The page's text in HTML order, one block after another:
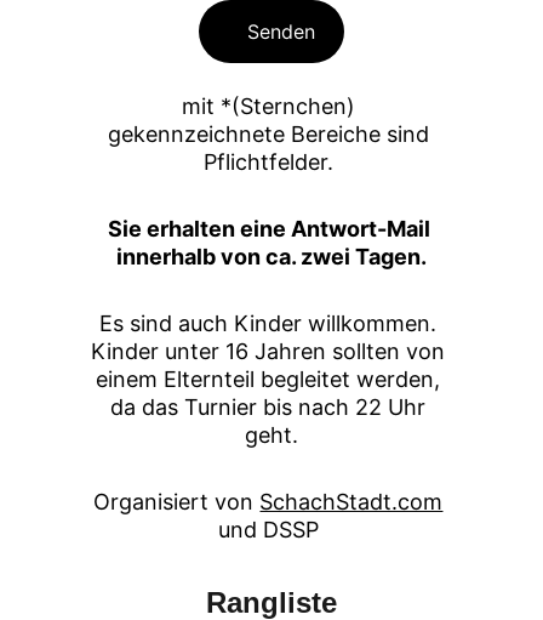
Senden
mit *(Sternchen)
gekennzeichnete Bereiche sind
Pflichtfelder.
Sie erhalten eine Antwort-Mail
innerhalb von ca. zwei Tagen.
Es sind auch Kinder willkommen.
Kinder unter 16 Jahren sollten von
einem Elternteil begleitet werden,
da das Turnier bis nach 22 Uhr
geht.
Organisiert von SchachStadt.com
und DSSP
Rangliste